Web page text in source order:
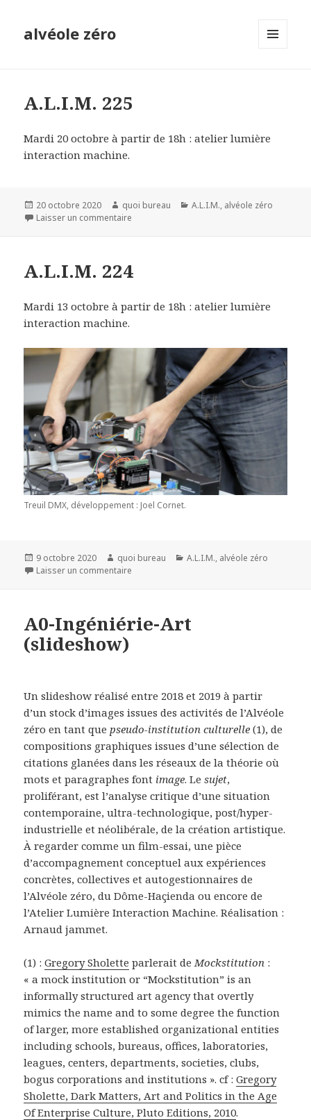
alvéole zéro
A.L.I.M. 225
Mardi 20 octobre à partir de 18h : atelier lumière
interaction machine.
Publié
le
20 octobre 2020 Auteur
quoi bureau Catégories
A.L.I.M., alvéole zéro
Laisser un commentaire
A.L.I.M. 224
Mardi 13 octobre à partir de 18h : atelier lumière
interaction machine.
Treuil DMX, développement : Joel Cornet.
Publié
le
9 octobre 2020 Auteur
quoi bureau Catégories
A.L.I.M., alvéole zéro
Laisser un commentaire
A0-Ingéniérie-Art
(slideshow)
Un slideshow réalisé entre 2018 et 2019 à partir
d’un stock d’images issues des activités de l’Alvéole
zéro en tant que pseudo-institution culturelle (1), de
compositions graphiques issues d’une sélection de
citations glanées dans les réseaux de la théorie où
mots et paragraphes font image. Lesujet,
proliférant, est l’analyse critique d’une situation
contemporaine, ultra-technologique, post/hyper-
industrielle et néolibérale, de la création artistique.
À regarder comme un film-essai, une pièce
d’accompagnement conceptuel aux expériences
concrètes, collectives et autogestionnaires de
l’Alvéole zéro, du Dôme-Haçienda ou encore de
l’Atelier Lumière Interaction Machine. Réalisation :
Arnaud jammet.
(1) :Gregory Sholette parlerait de Mockstitution :
« a mock institution or “Mockstitution” is an
informally structured art agency that overtly
mimics the name and to some degree the function
of larger, more established organizational entities
including schools, bureaus, offices, laboratories,
leagues, centers, departments, societies, clubs,
bogus corporations and institutions ». cf :Gregory
Sholette, Dark Matters, Art and Politics in the Age
Of Enterprise Culture, Pluto Editions, 2010.